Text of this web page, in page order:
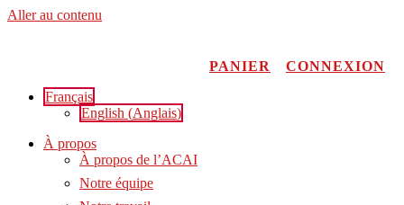
Aller au contenu
PANIER
CONNEXION
Français
English (Anglais)
À propos
À propos de l’ACAI
Notre équipe